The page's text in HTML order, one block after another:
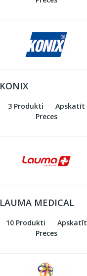
KONIX
3 Produkti
Apskatīt
Preces
LAUMA MEDICAL
10 Produkti
Apskatīt
Preces